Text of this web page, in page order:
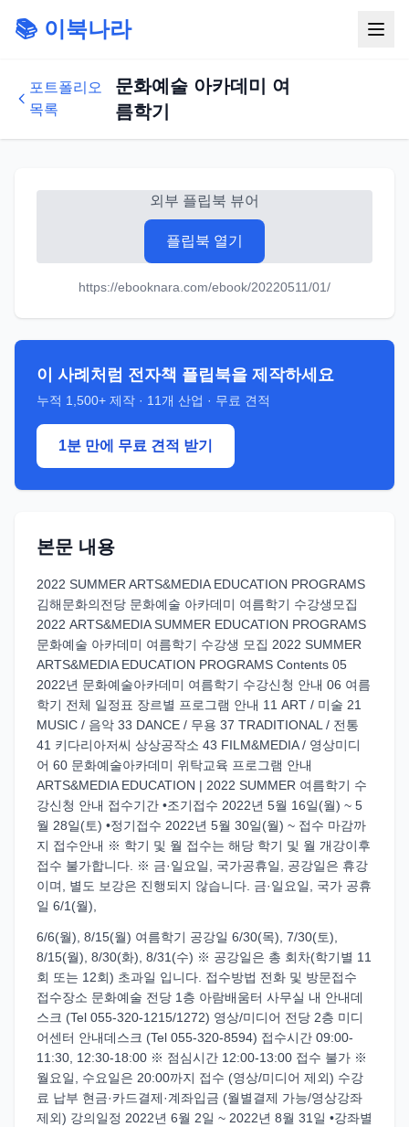
📚 이북나라
포트폴리오
목록
문화예술 아카데미 여
름학기
외부 플립북 뷰어
플립북 열기
https://ebooknara.com/ebook/20220511/01/
이 사례처럼 전자책 플립북을 제작하세요
누적 1,500+ 제작 · 11 개 산업 · 무료 견적
1분 만에 무료 견적 받기
본문 내용
2022 SUMMER ARTS&MEDIA EDUCATION PROGRAMS
김해문화의전당 문화예술 아카데미 여름학기 수강생모집
2022 ARTS&MEDIA SUMMER EDUCATION PROGRAMS
문화예술 아카데미 여름학기 수강생 모집 2022 SUMMER
ARTS&MEDIA EDUCATION PROGRAMS Contents 05
2022년 문화예술아카데미 여름학기 수강신청 안내 06 여름
학기 전체 일정표 장르별 프로그램 안내 11 ART / 미술 21
MUSIC / 음악 33 DANCE / 무용 37 TRADITIONAL / 전통
41 키다리아저씨 상상공작소 43 FILM&MEDIA / 영상미디
어 60 문화예술아카데미 위탁교육 프로그램 안내
ARTS&MEDIA EDUCATION | 2022 SUMMER 여름학기 수
강신청 안내 접수기간 •조기접수 2022년 5월 16일(월) ~ 5
월 28일(토) •정기접수 2022년 5월 30일(월) ~ 접수 마감까
지 접수안내 ※ 학기 및 월 접수는 해당 학기 및 월 개강이후
접수 불가합니다. ※ 금·일요일, 국가공휴일, 공강일은 휴강
이며, 별도 보강은 진행되지 않습니다. 금·일요일, 국가 공휴
일 6/1(월),
6/6(월), 8/15(월) 여름학기 공강일 6/30(목), 7/30(토),
8/15(월), 8/30(화), 8/31(수) ※ 공강일은 총 회차(학기별 11
회 또는 12회) 초과일 입니다. 접수방법 전화 및 방문접수
접수장소 문화예술 전당 1층 아람배움터 사무실 내 안내데
스크 (Tel 055-320-1215/1272) 영상/미디어 전당 2층 미디
어센터 안내데스크 (Tel 055-320-8594) 접수시간 09:00-
11:30, 12:30-18:00 ※ 점심시간 12:00-13:00 접수 불가 ※
월요일, 수요일은 20:00까지 접수 (영상/미디어 제외) 수강
료 납부 현금·카드결제·계좌입금 (월별결제 가능/영상강좌
제외) 강의일정 2022년 6월 2일 ~ 2022년 8월 31일 •강좌별